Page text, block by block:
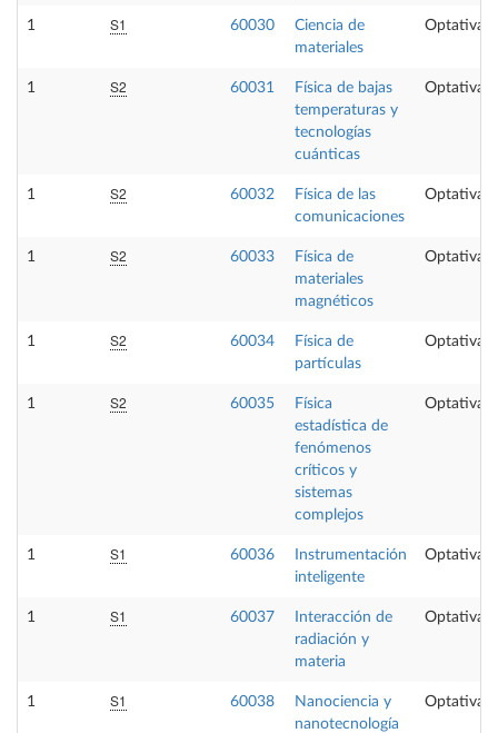
1 S1 60030
Ciencia de
materiales
Optativa
1 S2 60031
Física de bajas
temperaturas y
tecnologías
cuánticas
Optativa
1 S2 60032
Física de las
comunicaciones
Optativa
1 S2 60033
Física de
materiales
magnéticos
Optativa
1 S2 60034
Física de
partículas
Optativa
1 S2 60035
Física
estadística de
fenómenos
críticos y
sistemas
complejos
Optativa
1 S1 60036
Instrumentación
inteligente
Optativa
1 S1 60037
Interacción de
radiación y
materia
Optativa
1 S1 60038
Nanociencia y
nanotecnología
Optativa